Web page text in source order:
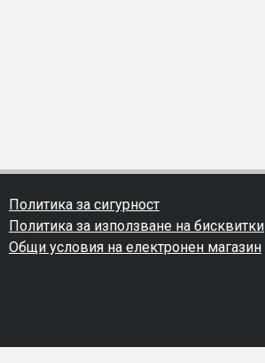
Политика за сигурност
Политика за използване на бисквитки
Общи условия на електронен магазин